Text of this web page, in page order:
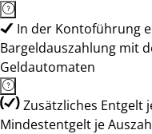
In der Kontoführung
Bargeldauszahlung mit
Geldautomaten
Zusätzliches Entgelt
Mindestentgelt je